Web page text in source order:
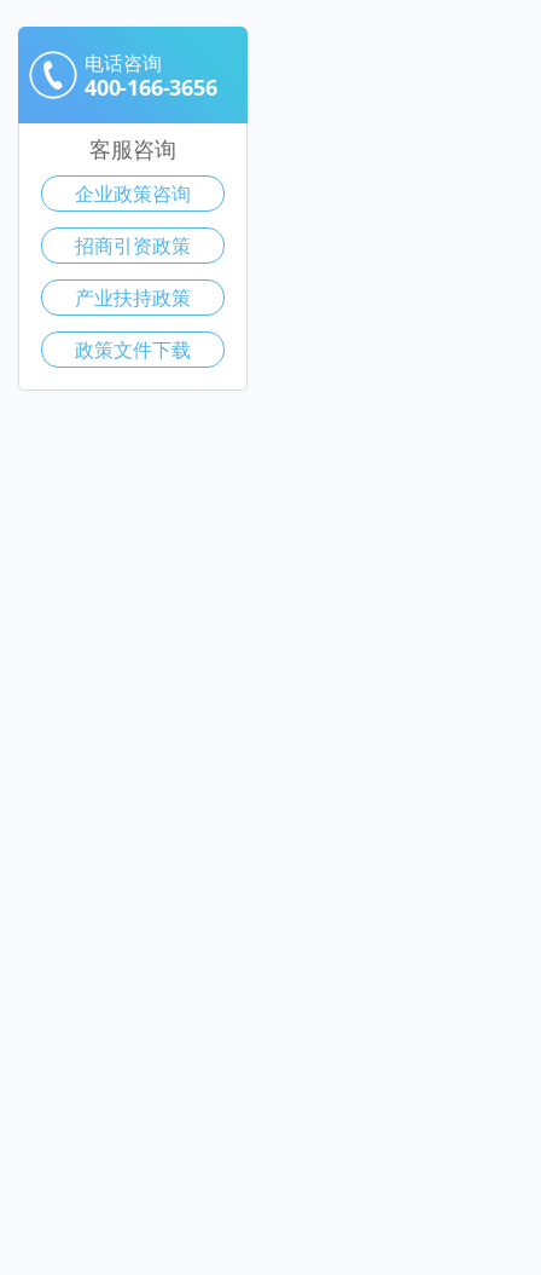
电话咨询
400-166-3656
客服咨询
企业政策咨询
招商引资政策
产业扶持政策
政策文件下载